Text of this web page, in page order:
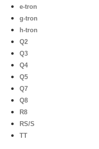
e-tron
g-tron
h-tron
Q2
Q3
Q4
Q5
Q7
Q8
R8
RS/S
TT